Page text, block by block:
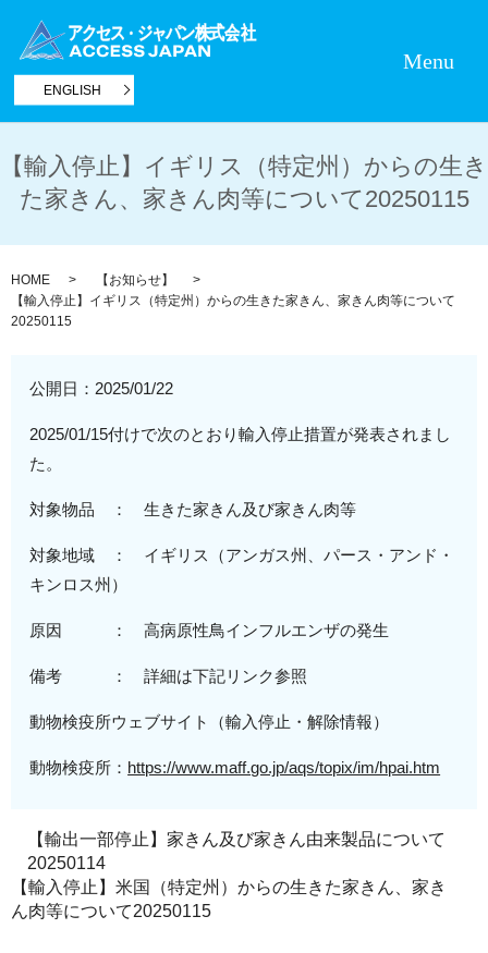
ENGLISH
Menu
【輸入停止】イギリス（特定州）からの生き
た家きん、家きん肉等について20250115
HOME
【お知らせ】
【輸入停止】イギリス（特定州）からの生きた家きん、家きん肉等について
20250115
公開日： 2025/01/22
2025/01/15付けで次のとおり輸入停止措置が発表されまし
た。
対象物品 ： 生きた家きん及び家きん肉等
対象地域 ： イギリス（アンガス州、パース・アンド・
キンロス州 ）
原因 ：高病原性鳥インフルエンザの発生
備考 ： 詳細は下記リンク参照
動物検疫所ウェブサイト（輸入停止・解除情報）
動物検疫所： https://www.maff.go.jp/aqs/topix/im/hpai.htm
【輸出一部停止】家きん及び家きん由来製品について
20250114
【輸入停止】米国（特定州）からの生きた家きん、家き
ん肉等について20250115